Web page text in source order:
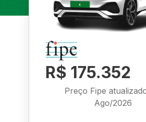
R$ 175.352
Preço Fipe
Ago/2026